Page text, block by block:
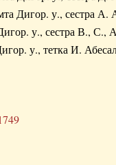
Дигор. у.,
Дигор. у., сестра
Дигор. у., тетка И.